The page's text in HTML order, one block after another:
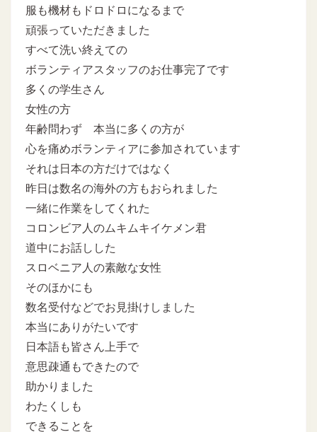
服も機材もドロドロになるまで
頑張っていただきました
すべて洗い終えての
ボランティアスタッフのお仕事完了です
多くの学生さん
女性の方
年齢問わず 本当に多くの方が
心を痛めボランティアに参加されています
それは日本の方だけではなく
昨日は数名の海外の方もおられました
一緒に作業をしてくれた
コロンビア人のムキムキイケメン君
道中にお話しした
スロベニア人の素敵な女性
そのほかにも
数名受付などでお見掛けしました
本当にありがたいです
日本語も皆さん上手で
意思疎通もできたので
助かりました
わたくしも
できることを